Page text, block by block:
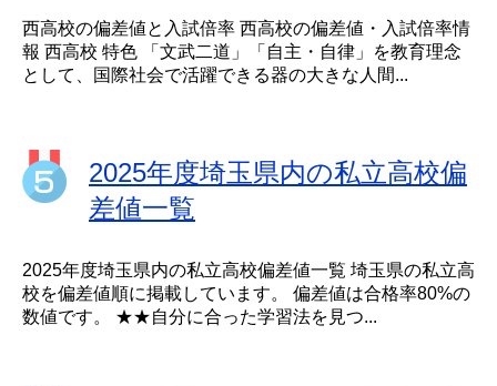
西高校の偏差値と入試倍率 西高校の偏差値・入試倍率情
報 西高校 特色 「文武二道」「自主・自律」を教育理念
として、国際社会で活躍できる器の大きな人間...
2025年度埼玉県内の私立高校偏
差値一覧
2025年度埼玉県内の私立高校偏差値一覧 埼玉県の私立高
校を偏差値順に掲載しています。 偏差値は合格率80%の
数値です。 ★★自分に合った学習法を見つ...